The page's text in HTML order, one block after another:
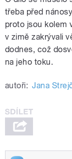
třeba před
proto jsou kolem
v zimě zakrývali
dodnes, což
na jeho toku.
autoři: Jana